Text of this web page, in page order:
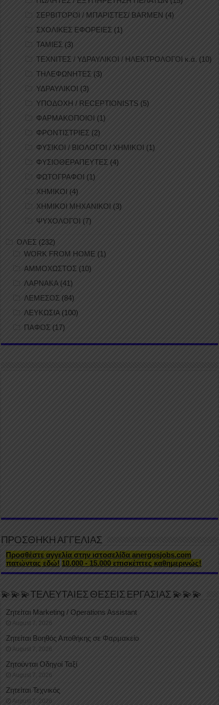
ΣΕΡΒΙΤΟΡΟΙ / ΜΠΑΡΙΣΤΕΣ/ BARMEN (4)
ΣΧΟΛΙΚΕΣ ΕΦΟΡΕΙΕΣ (1)
ΤΑΜΙΕΣ (3)
ΤΕΧΝΙΤΕΣ / ΥΔΡΑΥΛΙΚΟΙ / ΗΛΕΚΤΡΟΛΟΓΟΙ κ.ά. (10)
ΤΗΛΕΦΩΝΗΤΕΣ (3)
ΥΔΡΑΥΛΙΚΟΙ (3)
ΥΠΟΔΟΧΗ / RECEPTIONISTS (5)
ΦΑΡΜΑΚΟΠΟΙΟΙ (1)
ΦΡΟΝΤΙΣΤΡΙΕΣ (2)
ΦΥΣΙΚΟΙ / ΒΙΟΛΟΓΟΙ / ΧΗΜΙΚΟΙ (1)
ΦΥΣΙΟΘΕΡΑΠΕΥΤΕΣ (4)
ΦΩΤΟΓΡΑΦΟΙ (1)
ΧΗΜΙΚΟΙ (4)
ΧΗΜΙΚΟΙ ΜΗΧΑΝΙΚΟΙ (3)
ΨΥΧΟΛΟΓΟΙ (7)
ΟΛΕΣ (232)
WORK FROM HOME (1)
ΑΜΜΟΧΩΣΤΟΣ (10)
ΛΑΡΝΑΚΑ (41)
ΛΕΜΕΣΟΣ (84)
ΛΕΥΚΩΣΙΑ(100)
ΠΑΦΟΣ (17)
ΠΡΟΣΘΗΚΗ ΑΓΓΕΛΙΑΣ
Προσθέστε αγγελία στην ιστοσελίδα anergosjobs.com
πατώντας εδώ! 10.000 - 15.000 επισκέπτες καθημερινώς!
💫💫💫ΤΕΛΕΥΤΑΙΕΣ ΘΕΣΕΙΣ ΕΡΓΑΣΙΑΣ 💫💫💫
Ζητείται Marketing / Operations Assistant
August 7, 2026
Ζητείται Βοηθός Αποθήκης σε Φαρμακείο
August 7, 2026
Ζητούνται Οδηγοί Ταξί
August 7, 2026
Ζητείται Τεχνικός
August 7, 2026